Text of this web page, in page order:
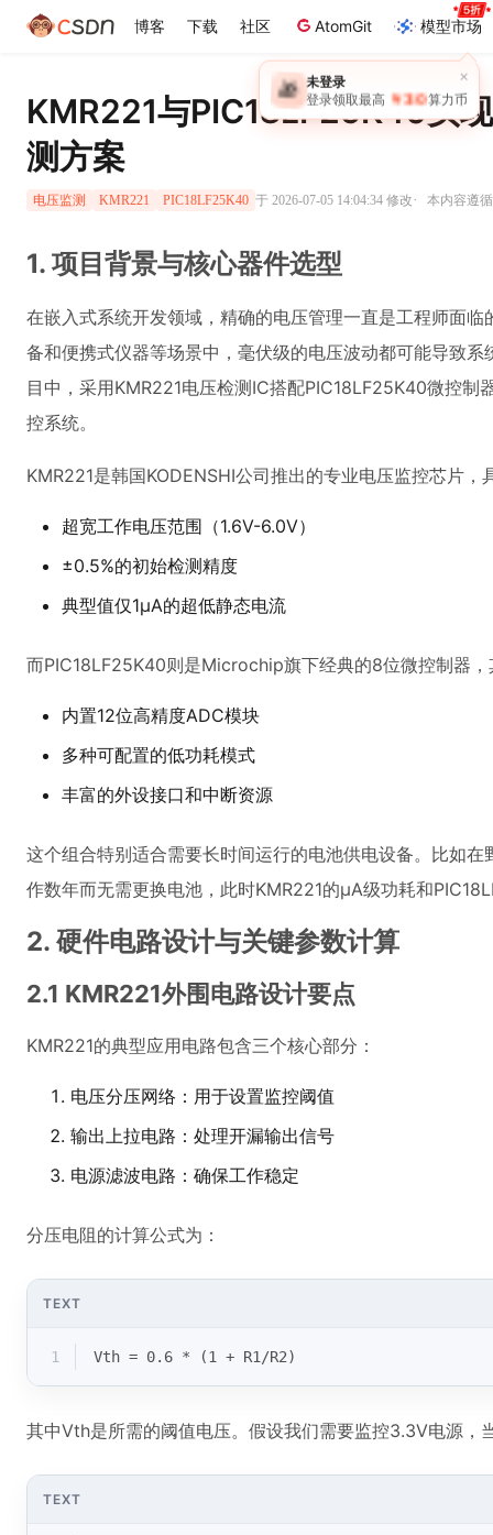
博客 下载 社区 AtomGit 模型市场
×
🎁 未登录
登录领取最高 ￥30 算力币
KMR221与PIC18LF25K40实
测方案
电压监测 KMR221 PIC18LF25K40 于 2026-07-05 14:04:34 修改· 本内容遵
1. 项目背景与核心器件选型
在嵌入式系统开发领域，精确的电压管理一直是工程师面
备和便携式仪器等场景中，毫伏级的电压波动都可能导致
目中，采用KMR221电压检测IC搭配PIC18LF25K40微控
控系统。
KMR221是韩国KODENSHI公司推出的专业电压监控芯片，
超宽工作电压范围（1.6V-6.0V）
±0.5%的初始检测精度
典型值仅1μA的超低静态电流
而PIC18LF25K40则是Microchip旗下经典的8位微控制器
内置12位高精度ADC模块
多种可配置的低功耗模式
丰富的外设接口和中断资源
这个组合特别适合需要长时间运行的电池供电设备。比如
作数年而无需更换电池，此时KMR221的μA级功耗和
2. 硬件电路设计与关键参数计算
2.1 KMR221外围电路设计要点
KMR221的典型应用电路包含三个核心部分：
电压分压网络：用于设置监控阈值
输出上拉电路：处理开漏输出信号
电源滤波电路：确保工作稳定
分压电阻的计算公式为：
TEXT
1 Vth = 0.6 * (1 + R1/R2)
其中Vth是所需的阈值电压。假设我们需要监控3.3V电源，
TEXT